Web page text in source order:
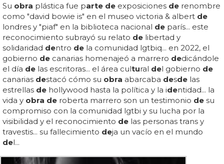
Su obra plástica fue parte de exposiciones de renombre
como "david bowie is" en el museo victoria & albert de
londres y "piaf" en la biblioteca nacional de parís... este
reconocimiento subrayó su relato de libertad y
solidaridad dentro de la comunidad lgtbiq... en 2022, el
gobierno de canarias homenajeó a marrero dedicándole
el día de las escritoras... el área cultural del gobierno de
canarias destacó cómo su obra abarcaba desde las
estrellas de hollywood hasta la política y la identidad... la
vida y obra de roberta marrero son un testimonio de su
compromiso con la comunidad lgtbi y su lucha por la
visibilidad y el reconocimiento de las personas trans y
travestis... su fallecimiento deja un vacío en el mundo
del...